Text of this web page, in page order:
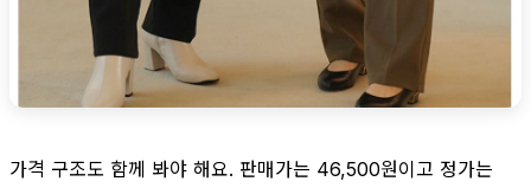
가격 구조도 함께 봐야 해요. 판매가는 46,500원이고 정가는